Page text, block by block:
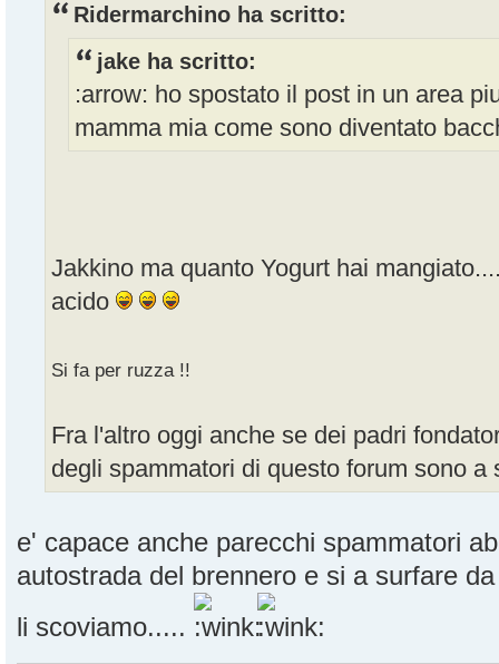
Ridermarchino ha scritto:
jake ha scritto:
:arrow: ho spostato il post in un area
mamma mia come sono diventato
Jakkino ma quanto Yogurt hai
acido
Si fa per ruzza !!
Fra l'altro oggi anche se dei padri
degli spammatori di questo forum sono
e' capace anche parecchi spammatori
autostrada del brennero e si a surfare
li scoviamo.....